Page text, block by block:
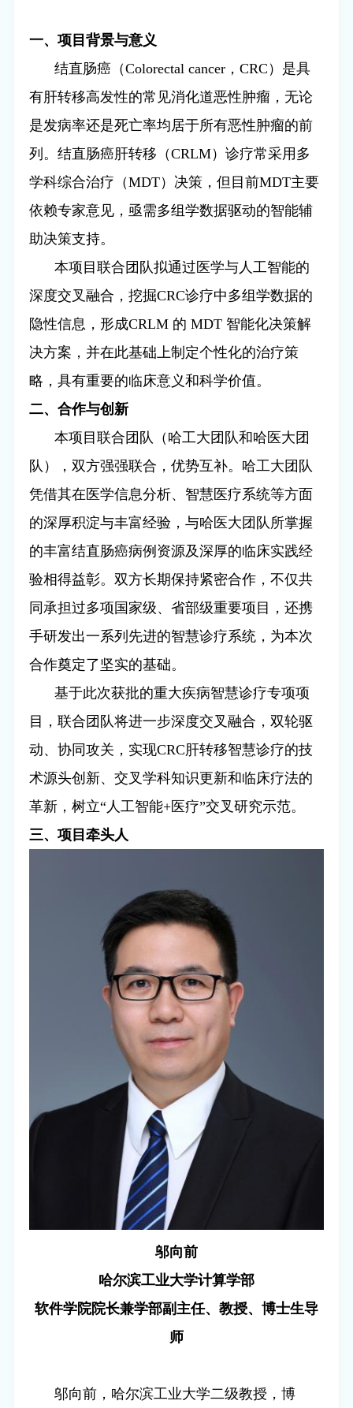
一、项目背景与意义
结直肠癌（Colorectal cancer ，CRC ）是具
有肝转移高发性的常见消化道恶性肿瘤，无论
是发病率还是死亡率均居于所有恶性肿瘤的前
列。结直肠癌肝转移（CRLM）诊疗常采用多
学科综合治疗（MDT）决策，但目前MDT主要
依赖专家意见，亟需多组学数据驱动的智能辅
助决策支持。
本项目联合团队拟通过医学与人工智能的
深度交叉融合，挖掘CRC诊疗中多组学数据的
隐性信息，形成CRLM 的MDT 智能化决策解
决方案，并在此基础上制定个性化的治疗策
略，具有重要的临床意义和科学价值。
二、合作与创新
本项目联合团队（哈工大团队和哈医大团
队），双方强强联合，优势互补。哈工大团队
凭借其在医学信息分析、智慧医疗系统等方面
的深厚积淀与丰富经验，与哈医大团队所掌握
的丰富结直肠癌病例资源及深厚的临床实践经
验相得益彰。双方长期保持紧密合作，不仅共
同承担过多项国家级、省部级重要项目，还携
手研发出一系列先进的智慧诊疗系统，为本次
合作奠定了坚实的基础。
基于此次获批的重大疾病智慧诊疗专项项
目，联合团队将进一步深度交叉融合，双轮驱
动、协同攻关，实现CRC肝转移智慧诊疗的技
术源头创新、交叉学科知识更新和临床疗法的
革新，树立“人工智能+医疗”交叉研究示范。
三、项目牵头人
邬向前
哈尔滨工业大学计算学部
软件学院院长兼学部副主任、教授、博士生导
师
邬向前，哈尔滨工业大学二级教授，博